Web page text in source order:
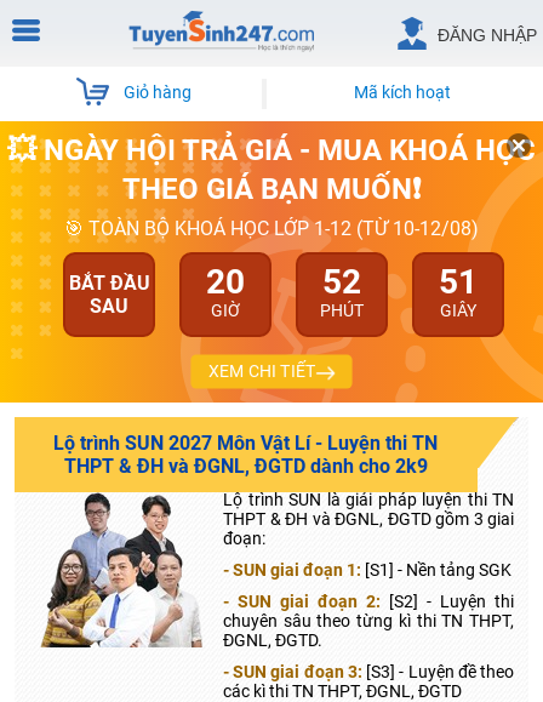
ĐĂNG NHẬP
Giỏ hàng Mã kích hoạt
💥 NGÀY HỘI TRẢ GIÁ - MUA KHOÁ HỌC
THEO GIÁ BẠN MUỐN❗
🎯 TOÀN BỘ KHOÁ HỌC LỚP 1-12 (TỪ 10-12/08)
BẮT ĐẦU
SAU
20
GIỜ
52
PHÚT
49
GIÂY
XEM CHI TIẾT
Lộ trình SUN 2027 Môn Vật Lí - Luyện thi TN
THPT & ĐH và ĐGNL, ĐGTD dành cho 2k9
Lộ trình SUN là giải pháp luyện thi TN
THPT & ĐH và ĐGNL, ĐGTD gồm 3 giai
đoạn:
- SUN giai đoạn 1: [S1] - Nền tảng SGK
- SUN giai đoạn 2: [S2] - Luyện thi
chuyên sâu theo từng kì thi TN THPT,
ĐGNL, ĐGTD.
- SUN giai đoạn 3: [S3] - Luyện đề theo
các kì thi TN THPT, ĐGNL, ĐGTD